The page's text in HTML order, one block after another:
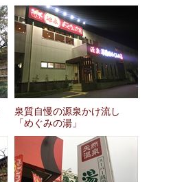
泉質自慢の源泉かけ流し
「めぐみの湯」